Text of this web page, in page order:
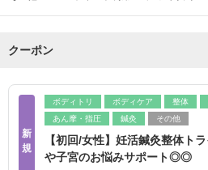
クーポン
新
規
ボディトリ ボディケア 整体
あん摩・指圧
鍼灸 その他
【初回/女性】妊活鍼灸整体ト
や子宮のお悩みサポート◎◎